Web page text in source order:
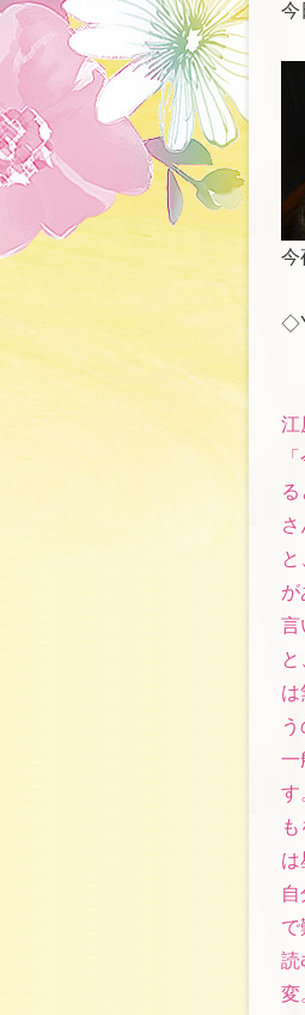
今
今
江
が
言
は
一
す
は
で
読
変